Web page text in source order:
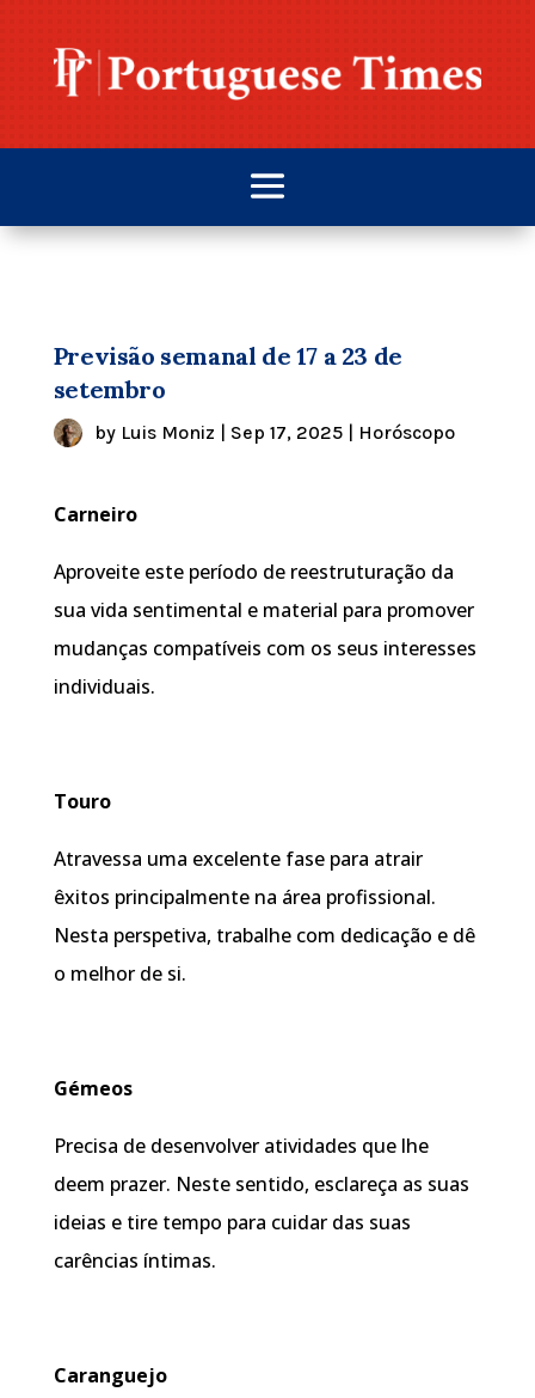
Previsão semanal de 17 a 23 de
setembro
by Luis Moniz | Sep 17, 2025| Horóscopo
Carneiro
Aproveite este período de reestruturação da
sua vida sentimental e material para promover
mudanças compatíveis com os seus interesses
individuais.
Touro
Atravessa uma excelente fase para atrair
êxitos principalmente na área profissional.
Nesta perspetiva, trabalhe com dedicação e dê
o melhor de si.
Gémeos
Precisa de desenvolver atividades que lhe
deem prazer. Neste sentido, esclareça as suas
ideias e tire tempo para cuidar das suas
carências íntimas.
Caranguejo